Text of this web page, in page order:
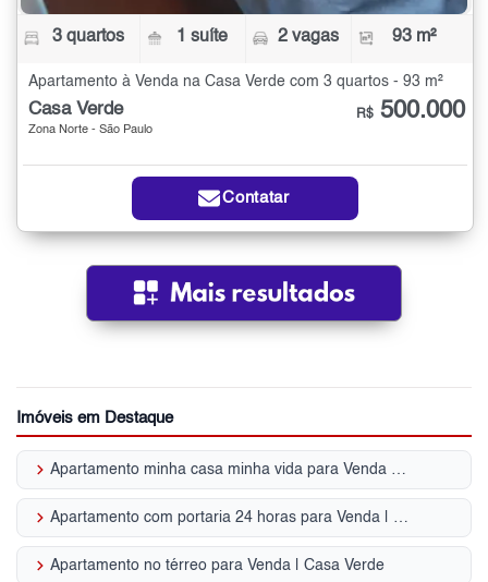
3 quartos 1 suíte 2 vagas 93 m²
Apartamento à Venda na Casa Verde com 3 quartos - 93 m²
Casa Verde
Zona Norte - São Paulo
R$ 500.000
Contatar
Imóveis em Destaque
keyboard_arrow_right Apartamento minha casa minha vida para Venda | Casa Verde
keyboard_arrow_right Apartamento com portaria 24 horas para Venda | Casa Verde
keyboard_arrow_right Apartamento no térreo para Venda | Casa Verde